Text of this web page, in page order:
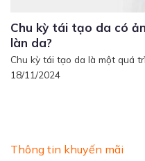
Thông tin khuyến mãi
Chu kỳ tái tạo da có
làn da?
Chu kỳ tái tạo da là một quá
18/11/2024